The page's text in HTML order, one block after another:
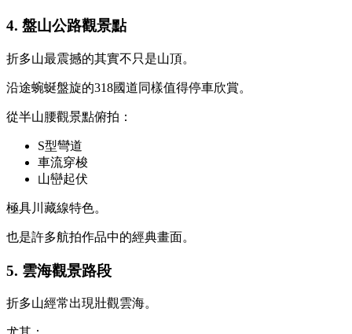
4. 盤山公路觀景點
折多山最震撼的其實不只是山頂。
沿途蜿蜒盤旋的318國道同樣值得停車欣賞。
從半山腰觀景點俯拍：
S型彎道
車流穿梭
山巒起伏
極具川藏線特色。
也是許多航拍作品中的經典畫面。
5. 雲海觀景路段
折多山經常出現壯觀雲海。